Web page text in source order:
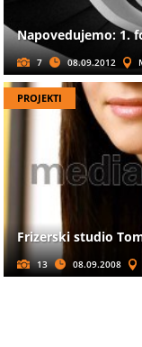
Napovedujemo: 1.
7 08.09.2012
PROJEKTI
Frizerski studio
13 08.09.2008